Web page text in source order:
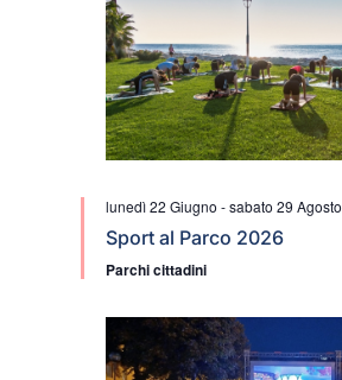
lunedì 22 Giugno -sabato 29 Agosto
Sport al Parco 2026
Parchi cittadini